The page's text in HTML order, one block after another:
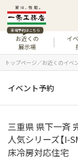
来場予約はこちら
お近くの
展示場
イ
トップページ お近くのイベ
イベント予約
三重県 県下一
人気シリーズ【I-
床冷房対応住宅